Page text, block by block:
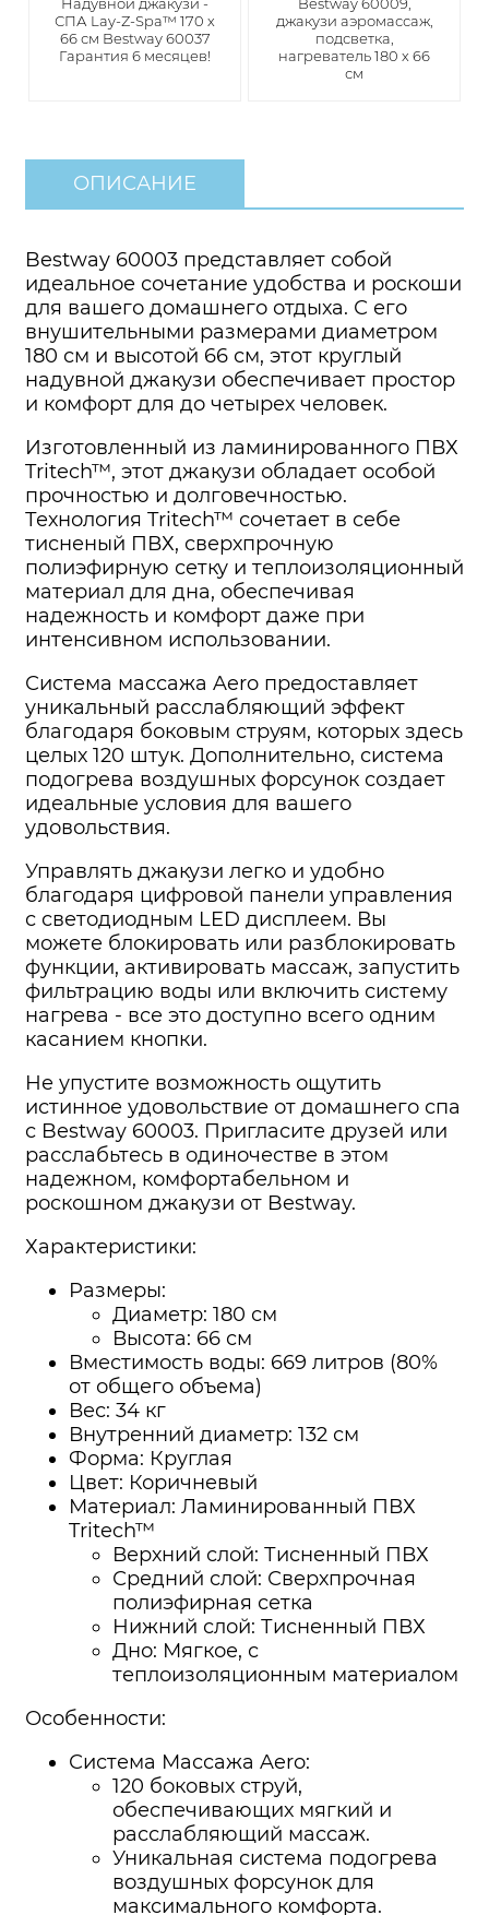
СПА Lay-Z-Spa™ 170 х
66 см Bestway 60037
Гарантия 6 месяцев!
джакузи аэромассаж,
подсветка,
нагреватель 180 х 66
см
ОПИСАНИЕ
Bestway 60003 представляет собой
идеальное сочетание удобства и роскоши
для вашего домашнего отдыха. С его
внушительными размерами диаметром
180 см и высотой 66 см, этот круглый
надувной джакузи обеспечивает простор
и комфорт для до четырех человек.
Изготовленный из ламинированного ПВХ
Tritech™, этот джакузи обладает особой
прочностью и долговечностью.
Технология Tritech™ сочетает в себе
тисненый ПВХ, сверхпрочную
полиэфирную сетку и теплоизоляционный
материал для дна, обеспечивая
надежность и комфорт даже при
интенсивном использовании.
Система массажа Aero предоставляет
уникальный расслабляющий эффект
благодаря боковым струям, которых здесь
целых 120 штук. Дополнительно, система
подогрева воздушных форсунок создает
идеальные условия для вашего
удовольствия.
Управлять джакузи легко и удобно
благодаря цифровой панели управления
с светодиодным LED дисплеем. Вы
можете блокировать или разблокировать
функции, активировать массаж, запустить
фильтрацию воды или включить систему
нагрева - все это доступно всего одним
касанием кнопки.
Не упустите возможность ощутить
истинное удовольствие от домашнего спа
с Bestway 60003. Пригласите друзей или
расслабьтесь в одиночестве в этом
надежном, комфортабельном и
роскошном джакузи от Bestway.
Характеристики:
Размеры:
Диаметр: 180 см
Высота: 66 см
Вместимость воды: 669 литров (80%
от общего объема)
Вес: 34 кг
Внутренний диаметр: 132 см
Форма: Круглая
Цвет: Коричневый
Материал: Ламинированный ПВХ
Tritech™
Верхний слой: Тисненный ПВХ
Средний слой: Сверхпрочная
полиэфирная сетка
Нижний слой: Тисненный ПВХ
Дно: Мягкое, с
теплоизоляционным материалом
Особенности:
Система Массажа Aero:
120 боковых струй,
обеспечивающих мягкий и
расслабляющий массаж.
Уникальная система подогрева
воздушных форсунок для
максимального комфорта.